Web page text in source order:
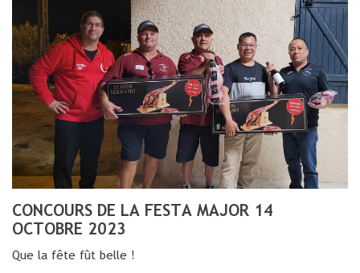
CONCOURS DE LA FESTA MAJOR 14
OCTOBRE 2023
Que la fête fût belle !